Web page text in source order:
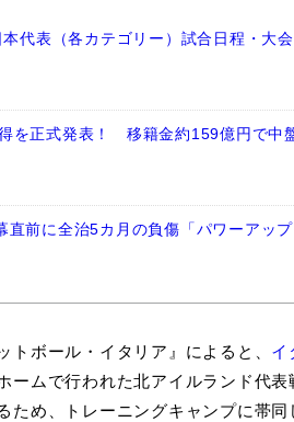
代表（各カテゴリー）試合日程・大
を正式発表！ 移籍金約159億円で中
直前に全治5カ月の負傷「パワーアップ
ボール・イタリア』によると、 イ
ムで行われた北アイルランド代表
め、トレーニングキャンプに帯同